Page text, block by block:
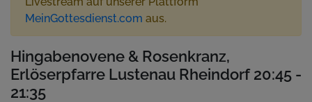
MeinGottesdienst.com aus.
Hingabenovene & Rosenkranz,
Erlöserpfarre Lustenau Rheindorf 20:45 -
21:35